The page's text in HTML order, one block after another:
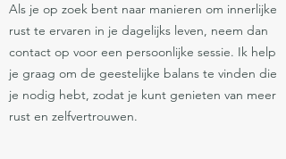
Als je op zoek bent naar manieren om innerlijke
rust te ervaren in je dagelijks leven, neem dan
contact op voor een persoonlijke sessie. Ik help
je graag om de geestelijke balans te vinden die
je nodig hebt, zodat je kunt genieten van meer
rust en zelfvertrouwen.